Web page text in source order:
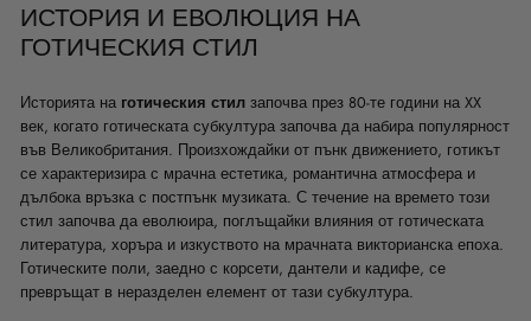
ИСТОРИЯ И ЕВОЛЮЦИЯ НА
ГОТИЧЕСКИЯ СТИЛ
Историята на готическия стил започва през 80-те години на XX
век, когато готическата субкултура започва да набира популярност
във Великобритания. Произхождайки от пънк движението, готикът
се характеризира с мрачна естетика, романтична атмосфера и
дълбока връзка с постпънк музиката. С течение на времето този
стил започва да еволюира, поглъщайки влияния от готическата
литература, хоръра и изкуството на мрачната викторианска епоха.
Готическите поли, заедно с корсети, дантели и кадифе, се
превръщат в неразделен елемент от тази субкултура.